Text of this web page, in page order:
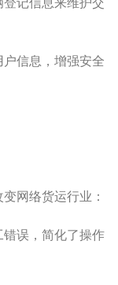
信息，增强安全
网络货运行业：
误，简化了操作